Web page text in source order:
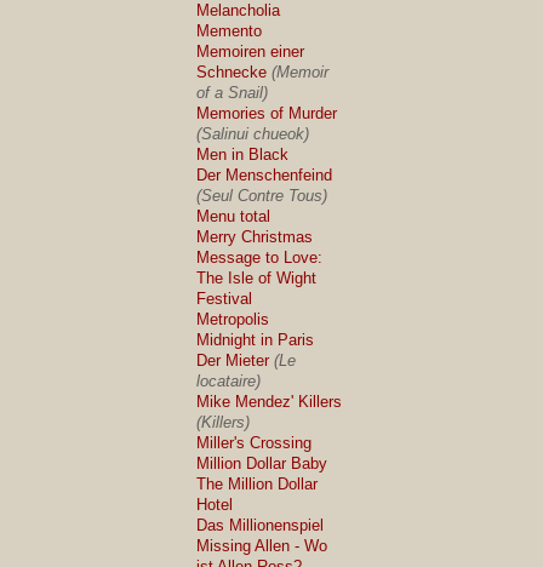
Melancholia
Memento
Memoiren einer
Schnecke (Memoir
of a Snail)
Memories of Murder
(Salinui chueok)
Men in Black
Der Menschenfeind
(Seul Contre Tous)
Menu total
Merry Christmas
Message to Love:
The Isle of Wight
Festival
Metropolis
Midnight in Paris
Der Mieter (Le
locataire)
Mike Mendez' Killers
(Killers)
Miller's Crossing
Million Dollar Baby
The Million Dollar
Hotel
Das Millionenspiel
Missing Allen - Wo